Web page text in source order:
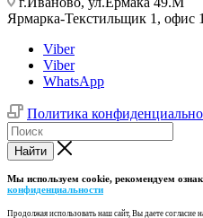
Ярмарка-Текстильщик 1, офис
Viber
Viber
WhatsApp
Политика
Найти
Мы используем cookie, рекомендуем
конфиденциальности
Продолжая использовать наш cайт, Вы даете согласие